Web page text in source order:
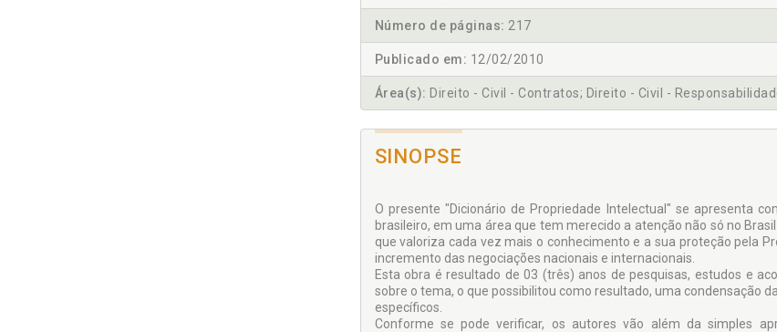
Número de páginas: 217
Publicado em: 12/02/2010
Área(s): Direito - Civil - Contratos; Direito - Civil -
SINOPSE
O presente "Dicionário de Propriedade Intelectual" se apresenta
brasileiro, em uma área que tem merecido a atenção não só no
que valoriza cada vez mais o conhecimento e a sua proteção pela
incremento das negociações nacionais e internacionais.
Esta obra é resultado de 03 (três) anos de pesquisas, estudos e
sobre o tema, o que possibilitou como resultado, uma condensação
específicos.
Conforme se pode verificar, os autores vão além da simples